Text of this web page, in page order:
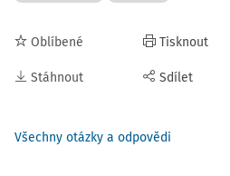
Oblíbené
Stáhnout
Tisknout
Sdílet
Všechny otázky a odpovědi